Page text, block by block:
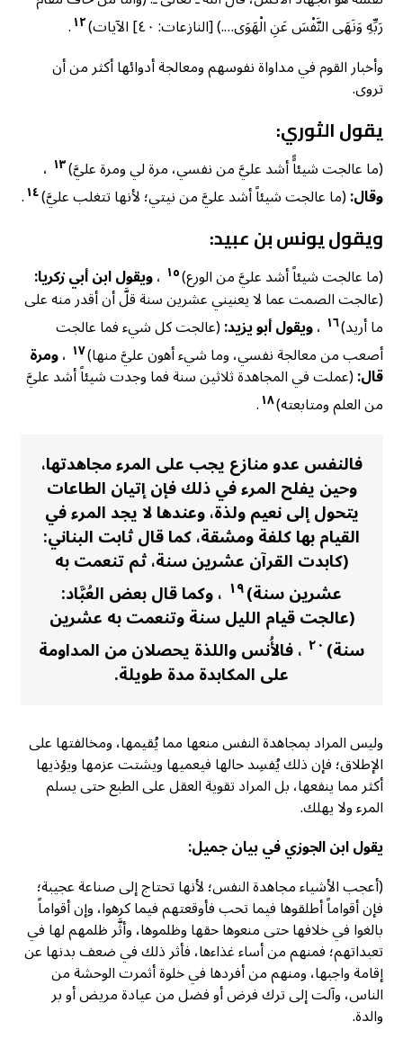
رَبِّهِ وَنَهَى النَّفْسَ عَنِ الْهَوَى….) [النازعات: ٤٠] الآيات)
١٢.
وأخبار القوم في مداواة نفوسهم ومعالجة أدوائها أكثر من أن
تروى.
يقول الثوري:
(ما عالجت شيئاًً أشد عليَّ من نفسي، مرة لي ومرة عليَّ)١٣ ،
وقال:(ما عالجت شيئاً أشد عليَّ من نيتي؛ لأنها تتغلب عليَّ)١٤.
ويقول يونس بن عبيد:
(ما عالجت شيئاً أشد عليَّ من الورع)١٥ ،ويقول ابن أبي زكريا:
(عالجت الصمت عما لا يعنيني عشرين سنة قلَّ أن أقدر منه على
ما أريد)١٦ ،ويقول أبو يزيد:(عالجت كل شيء فما عالجت
أصعب من معالجة نفسي، وما شيء أهون عليَّ منها)١٧ ،ومرة
قال:(عملت في المجاهدة ثلاثين سنة فما وجدت شيئاً أشد عليَّ
من العلم ومتابعته)١٨.
فالنفس عدو منازع يجب على المرء مجاهدتها،
وحين يفلح المرء في ذلك فإن إتيان الطاعات
يتحول إلى نعيم ولذة، وعندها لا يجد المرء في
القيام بها كلفة ومشقة، كما قال ثابت البناني:
(كابدت القرآن عشرين سنة، ثم تنعمت به
عشرين سنة)١٩ ، وكما قال بعض العُبَّاد:
(عالجت قيام الليل سنة وتنعمت به عشرين
سنة)٢٠ ، فالأُنس واللذة يحصلان من المداومة
على المكابدة مدة طويلة.
وليس المراد بمجاهدة النفس منعها مما يُقيمها، ومخالفتها على
الإطلاق؛ فإن ذلك يُفسِد حالها فيعميها ويشتت عزمها ويؤذيها
أكثر مما ينفعها، بل المراد تقوية العقل على الطبع حتى يسلم
المرء ولا يهلك.
يقول ابن الجوزي في بيان جميل:
(أعجب الأشياء مجاهدة النفس؛ لأنها تحتاج إلى صناعة عجيبة؛
فإن أقواماً أطلقوها فيما تحب فأوقعتهم فيما كرهوا، وإن أقواماً
بالغوا في خلافها حتى منعوها حقها وظلموها، وأثَّر ظلمهم لها في
تعبداتهم؛ فمنهم من أساء غذاءها، فأثر ذلك في ضعف بدنها عن
إقامة واجبها، ومنهم من أفردها في خلوة أثمرت الوحشة من
الناس، وآلت إلى ترك فرض أو فضل من عيادة مريض أو بر
والدة.